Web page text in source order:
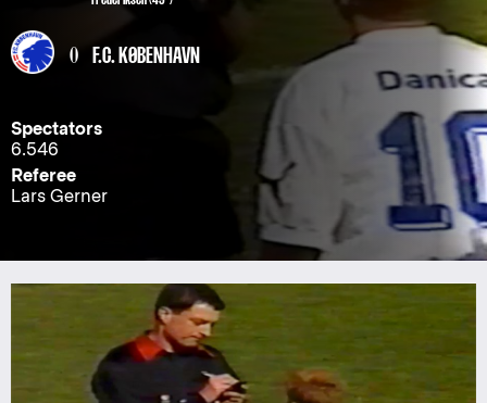
0 F.C. KØBENHAVN
Spectators
6.546
Referee
Lars Gerner